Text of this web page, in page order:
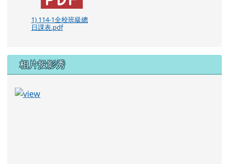
1) 114-1全校班級總
日課表.pdf
相片投影秀